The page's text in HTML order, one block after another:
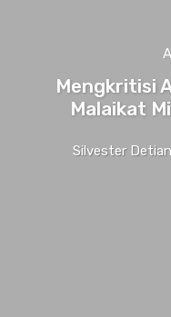
Mengkritisi
Malaikat
Silvester